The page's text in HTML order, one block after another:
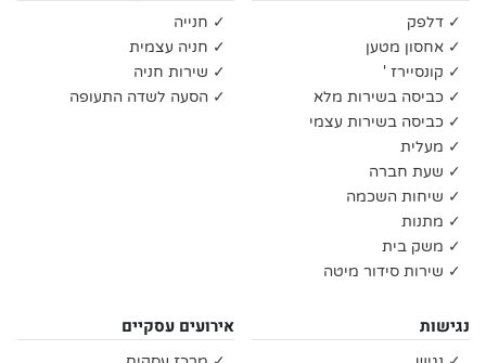
✓ דלפק
✓ אחסון מטען
✓ קונסיירז '
✓ כביסה בשירות מלא
✓ כביסה בשירות עצמי
✓ מעלית
✓ שעת חברה
✓ שיחות השכמה
✓ מתנות
✓ משק בית
✓ שירות סידור מיטה
✓ חנייה
✓ חניה עצמית
✓ שירות חניה
✓ הסעה לשדה התעופה
נגישות אירועים עסקיים